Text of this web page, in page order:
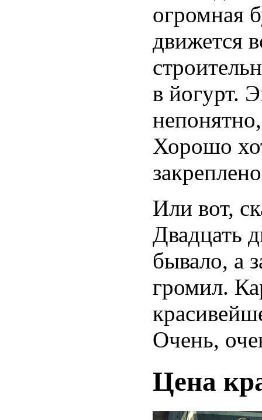
огромная
движется
в йогурт.
Хорошо
Или вот,
Двадцать
бывало, а
громил.
Очень,
Цена